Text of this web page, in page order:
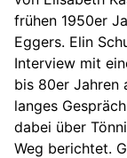
frühen 1950er
Eggers. Elin
Interview mit
bis 80er Jahren
langes
dabei über
Weg berichtet.